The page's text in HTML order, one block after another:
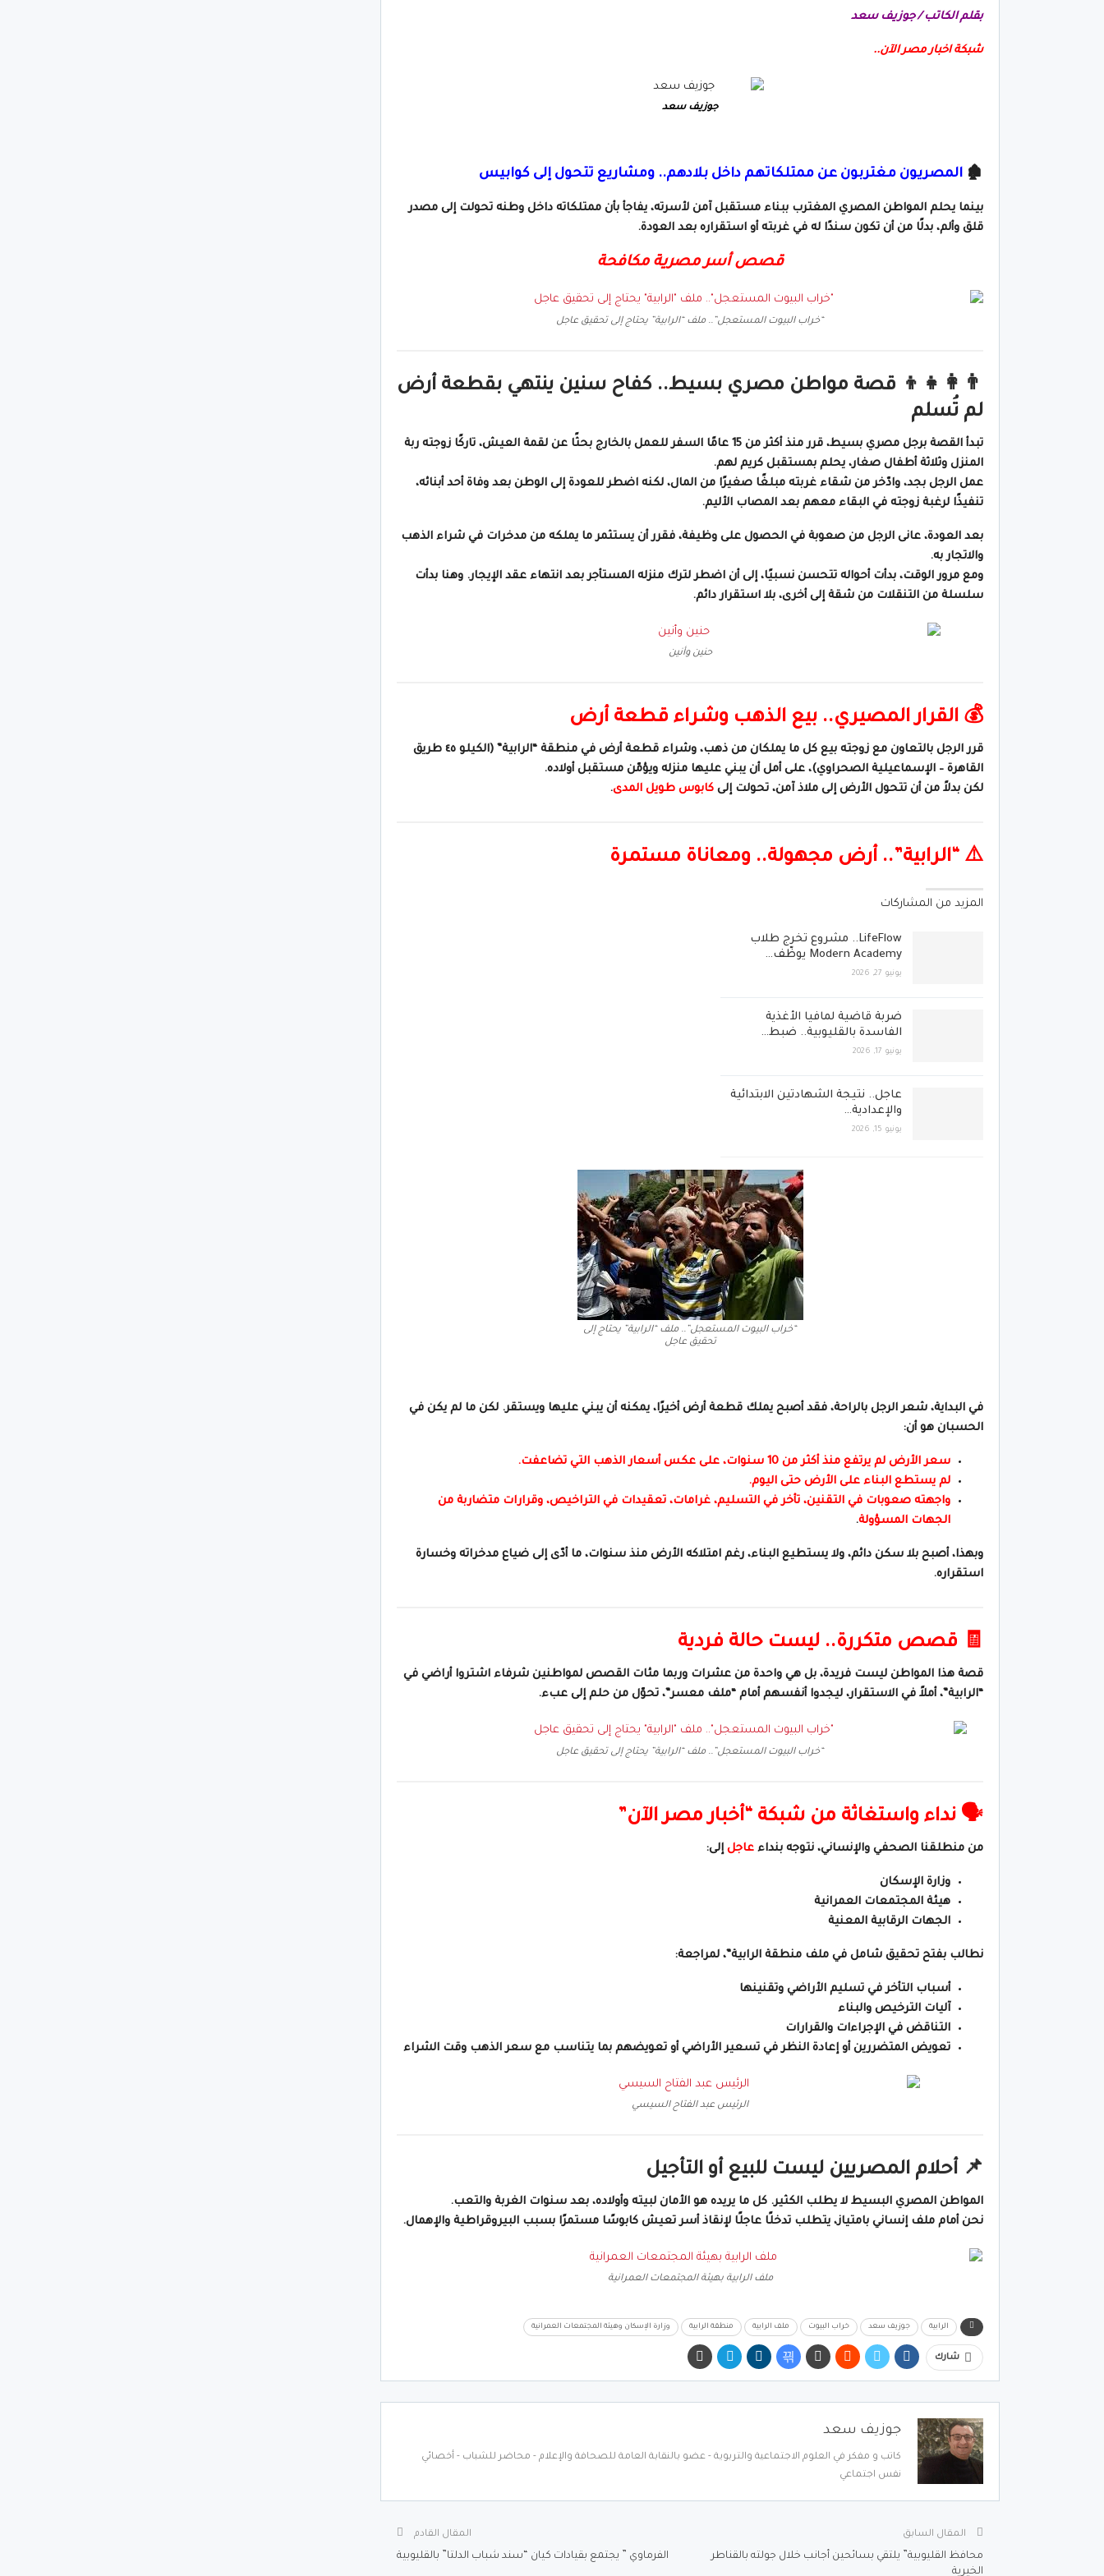
بقلم الكاتب / جوزيف سعد
شبكة اخبار مصر الآن..
جوزيف سعد
🏚️ المصريون مغتربون عن ممتلكاتهم داخل بلادهم.. ومشاريع تتحول إلى كوابيس
بينما يحلم المواطن المصري المغترب ببناء مستقبل آمن لأسرته، يفاجأ بأن ممتلكاته داخل وطنه تحولت إلى مصدر
قلق وألم، بدلًا من أن تكون سندًا له في غربته أو استقراره بعد العودة.
قصص أسر مصرية مكافحة
“خراب البيوت المستعجل”.. ملف “الرابية” يحتاج إلى تحقيق عاجل
👨‍👩‍👧‍👦 قصة مواطن مصري بسيط.. كفاح سنين ينتهي بقطعة أرض
لم تُسلم
تبدأ القصة برجل مصري بسيط، قرر منذ أكثر من 15 عامًا السفر للعمل بالخارج بحثًا عن لقمة العيش، تاركًا زوجته ربة
المنزل وثلاثة أطفال صغار، يحلم بمستقبل كريم لهم.
عمل الرجل بجد، وادّخر من شقاء غربته مبلغًا صغيرًا من المال، لكنه اضطر للعودة إلى الوطن بعد وفاة أحد أبنائه،
تنفيذًا لرغبة زوجته في البقاء معهم بعد المصاب الأليم.
بعد العودة، عانى الرجل من صعوبة في الحصول على وظيفة، فقرر أن يستثمر ما يملكه من مدخرات في شراء الذهب
والاتجار به.
ومع مرور الوقت، بدأت أحواله تتحسن نسبيًا، إلى أن اضطر لترك منزله المستأجر بعد انتهاء عقد الإيجار. وهنا بدأت
سلسلة من التنقلات من شقة إلى أخرى، بلا استقرار دائم.
حنين وأنين
💰 القرار المصيري.. بيع الذهب وشراء قطعة أرض
قرر الرجل بالتعاون مع زوجته بيع كل ما يملكان من ذهب، وشراء قطعة أرض في منطقة “الرابية” (الكيلو ٤٥ طريق
القاهرة – الإسماعيلية الصحراوي)، على أمل أن يبني عليها منزله ويؤمّن مستقبل أولاده.
لكن بدلاً من أن تتحول الأرض إلى ملاذ آمن، تحولت إلى كابوس طويل المدى.
⚠️ “الرابية”.. أرض مجهولة.. ومعاناة مستمرة
المزيد من المشاركات
LifeFlow.. مشروع تخرج طلاب
Modern Academy يوظّف…
يونيو 27, 2026
ضربة قاضية لمافيا الأغذية
الفاسدة بالقليوبية.. ضبط…
يونيو 17, 2026
عاجل.. نتيجة الشهادتين الابتدائية
والإعدادية…
يونيو 15, 2026
“خراب البيوت المستعجل”.. ملف “الرابية” يحتاج إلى
تحقيق عاجل
في البداية، شعر الرجل بالراحة، فقد أصبح يملك قطعة أرض أخيرًا، يمكنه أن يبني عليها ويستقر. لكن ما لم يكن في
الحسبان هو أن:
سعر الأرض لم يرتفع منذ أكثر من 10 سنوات، على عكس أسعار الذهب التي تضاعفت.
لم يستطع البناء على الأرض حتى اليوم.
واجهته صعوبات في التقنين، تأخر في التسليم، غرامات، تعقيدات في التراخيص، وقرارات متضاربة من
الجهات المسؤولة.
وبهذا، أصبح بلا سكن دائم، ولا يستطيع البناء، رغم امتلاكه الأرض منذ سنوات، ما أدّى إلى ضياع مدخراته وخسارة
استقراره.
🧾 قصص متكررة.. ليست حالة فردية
قصة هذا المواطن ليست فريدة، بل هي واحدة من عشرات وربما مئات القصص لمواطنين شرفاء اشتروا أراضي في
“الرابية”، أملاً في الاستقرار، ليجدوا أنفسهم أمام “ملف معسر”، تحوّل من حلم إلى عبء.
“خراب البيوت المستعجل”.. ملف “الرابية” يحتاج إلى تحقيق عاجل
🗣️ نداء واستغاثة من شبكة “أخبار مصر الآن”
من منطلقنا الصحفي والإنساني، نتوجه بنداء عاجل إلى:
وزارة الإسكان
هيئة المجتمعات العمرانية
الجهات الرقابية المعنية
نطالب بفتح تحقيق شامل في ملف منطقة الرابية”، لمراجعة:
أسباب التأخر في تسليم الأراضي وتقنينها
آليات الترخيص والبناء
التناقض في الإجراءات والقرارات
تعويض المتضررين أو إعادة النظر في تسعير الأراضي أو تعويضهم بما يتناسب مع سعر الذهب وقت الشراء
الرئيس عبد الفتاح السيسي
📌 أحلام المصريين ليست للبيع أو التأجيل
المواطن المصري البسيط لا يطلب الكثير. كل ما يريده هو الأمان لبيته وأولاده، بعد سنوات الغربة والتعب.
نحن أمام ملف إنساني بامتياز، يتطلب تدخلًا عاجلًا لإنقاذ أسر تعيش كابوسًا مستمرًا بسبب البيروقراطية والإهمال.
ملف الرابية بهيئة المجتمعات العمرانية
الرابية جوزيف سعد خراب البيوت ملف الرابية منطقة الرابية وزارة الإسكان وهيئة المجتمعات العمرانية
شارك
جوزيف سعد
كاتب و مفكر في العلوم الاجتماعية والتربوية - عضو بالنقابة العامة للصحافة والإعلام - محاضر للشباب - أخصائي
نفس اجتماعي
المقال السابق
محافظ القليوبية” يلتقي بسائحين أجانب خلال جولته بالقناطر
الخيرية
المقال القادم
الفرماوي ” يجتمع بقيادات كيان “سند شباب الدلتا” بالقليوبية